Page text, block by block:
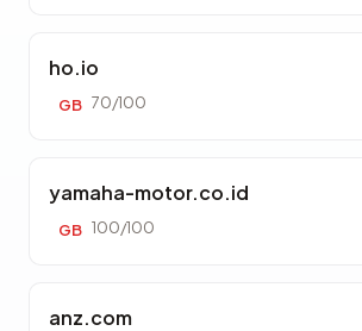
ho.io
GB 70/100
yamaha-motor.co.id
GB 100/100
anz.com